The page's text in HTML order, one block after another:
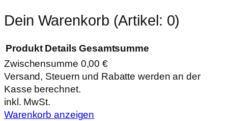
Dein Warenkorb (Artikel: 0)
Produkte
im
Warenkorb
Produkt Details Gesamtsumme
Zwischensumme 0,00 €
Versand, Steuern und Rabatte werden an der
Kasse berechnet.
inkl. MwSt.
Warenkorb anzeigen